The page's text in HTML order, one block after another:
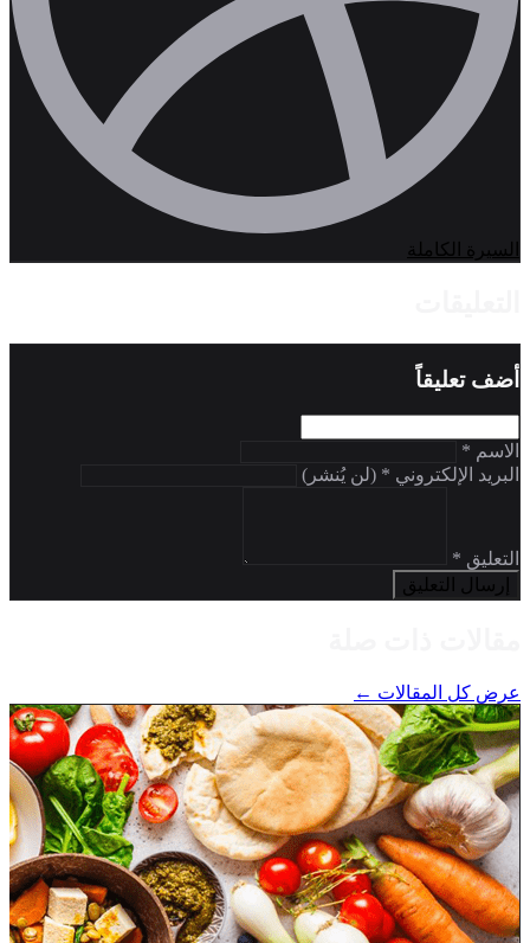
السيرة الكاملة
أضف تعليقاً
الاسم *
البريد الإلكتروني * (لن يُنشر)
التعليق *
إرسال التعليق
عرض كل المقالات ←